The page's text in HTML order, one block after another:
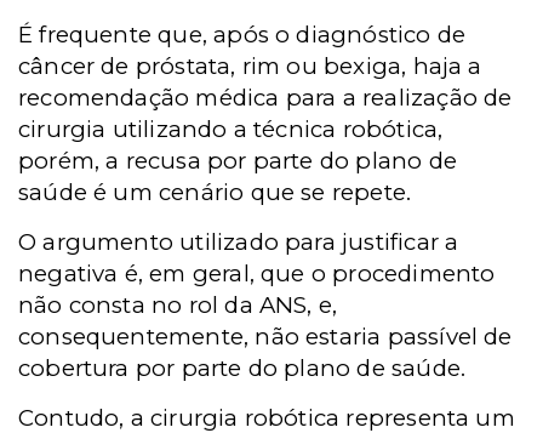
É frequente que, após o diagnóstico de
câncer de próstata, rim ou bexiga, haja a
recomendação médica para a realização de
cirurgia utilizando a técnica robótica,
porém, a recusa por parte do plano de
saúde é um cenário que se repete.
O argumento utilizado para justificar a
negativa é, em geral, que o procedimento
não consta no rol da ANS, e,
consequentemente, não estaria passível de
cobertura por parte do plano de saúde.
Contudo, a cirurgia robótica representa um